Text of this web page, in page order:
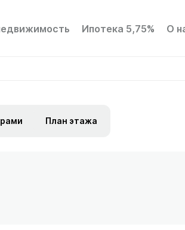
Ипотека 5,75% О
План этажа